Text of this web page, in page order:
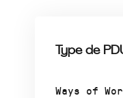
Type de
Ways of